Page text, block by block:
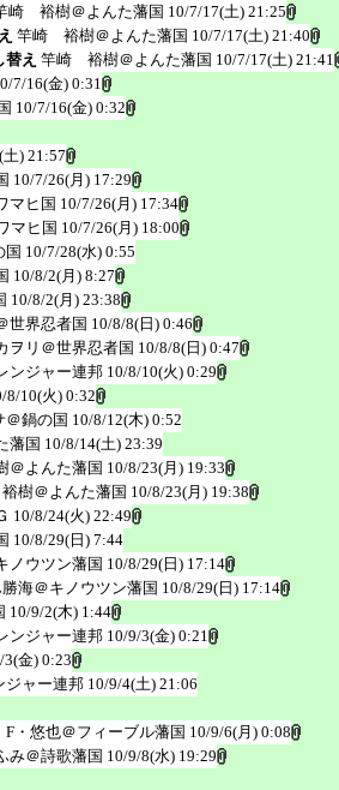
崎 裕樹＠よんた藩国 10/7/17(土) 21:25
竿崎 裕樹＠よんた藩国 10/7/17(土) 21:40
え 竿崎 裕樹＠よんた藩国 10/7/17(土) 21:41
7/16(金) 0:31
10/7/16(金) 0:32
) 21:57
10/7/26(月) 17:29
マヒ国 10/7/26(月) 17:34
マヒ国 10/7/26(月) 18:00
国 10/7/28(水) 0:55
10/8/2(月) 8:27
10/8/2(月) 23:38
世界忍者国 10/8/8(日) 0:46
ヲリ＠世界忍者国 10/8/8(日) 0:47
ンジャー連邦 10/8/10(火) 0:29
8/10(火) 0:32
＠鍋の国 10/8/12(木) 0:52
藩国 10/8/14(土) 23:39
よんた藩国 10/8/23(月) 19:33
樹＠よんた藩国 10/8/23(月) 19:38
10/8/24(火) 22:49
10/8/29(日) 7:44
ノウツン藩国 10/8/29(日) 17:14
海＠キノウツン藩国 10/8/29(日) 17:14
10/9/2(木) 1:44
ンジャー連邦 10/9/3(金) 0:21
3(金) 0:23
ャー連邦 10/9/4(土) 21:06
F・悠也＠フィーブル藩国 10/9/6(月) 0:08
み＠詩歌藩国 10/9/8(水) 19:29